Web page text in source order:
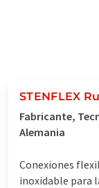
STENFLEX
Fabricante,
Alemania
Conexiones
inoxidable para